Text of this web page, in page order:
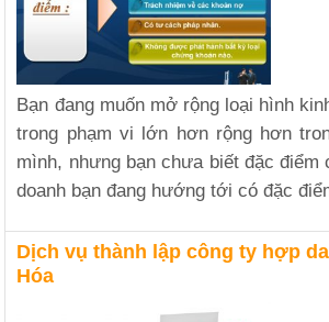
Bạn đang muốn mở rộng loại hình
trong phạm vi lớn hơn rộng hơn
mình, nhưng bạn chưa biết đặc điểm
doanh bạn đang hướng tới có đặc
Dịch vụ thành lập công ty hợp
Hóa